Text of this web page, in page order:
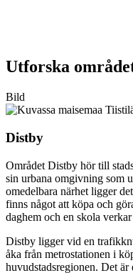
Utforska
Bild
Distby
Området Distby hör till
sin urbana omgivning som
omedelbara närhet ligger
finns något att köpa och
daghem och en skola
Distby ligger vid en
åka från metrostationen i
huvudstadsregionen. Det